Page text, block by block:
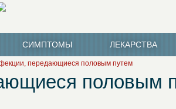
СИМПТОМЫ ЛЕКАРСТВА
передающиеся половым путем
половым